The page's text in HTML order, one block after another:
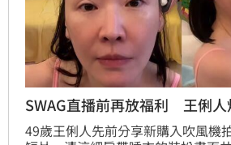
SWAG直播前再放福利 王俐人
49歲王俐人先前分享新購入吹風機